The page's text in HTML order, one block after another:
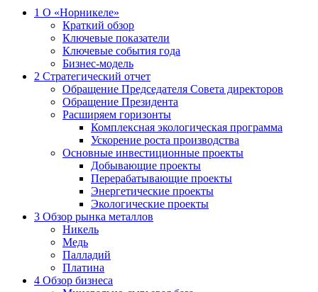
1 О «Норникеле»
Краткий обзор
Ключевые показатели
Ключевые события года
Бизнес-модель
2 Стратегический отчет
Обращение Председателя Совета директоров
Обращение Президента
Расширяем горизонты
Комплексная экологическая программа
Ускорение роста производства
Основные инвестиционные проекты
Добывающие проекты
Перерабатывающие проекты
Энергетические проекты
Экологические проекты
3 Обзор рынка металлов
Никель
Медь
Палладий
Платина
4 Обзор бизнеса